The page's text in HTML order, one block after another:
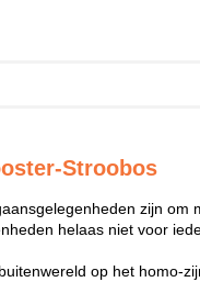
Stroobos
zijn om
helaas niet voor
op het homo-